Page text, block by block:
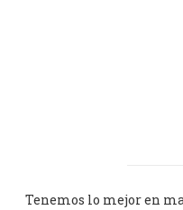
Tenemos lo mejor en